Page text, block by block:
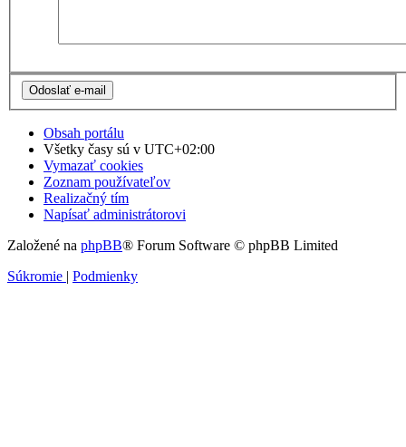
Obsah portálu
Všetky časy sú v UTC+02:00
Vymazať cookies
Zoznam používateľov
Realizačný tím
Napísať administrátorovi
Založené na phpBB® Forum Software © phpBB Limited
Súkromie | Podmienky